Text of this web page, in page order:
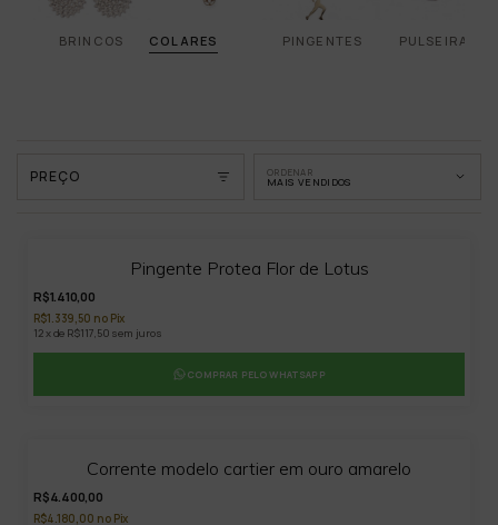
BRINCOS COLARES PINGENTES PULSEIRAS
PREÇO ORDENAR
MAIS VENDIDOS
Pingente Protea Flor de Lotus
R$1.410,00
R$1.339,50 no Pix
12 x de R$117,50 sem juros
COMPRAR PELO WHATSAPP
Corrente modelo cartier em ouro amarelo
R$4.400,00
R$4.180,00 no Pix